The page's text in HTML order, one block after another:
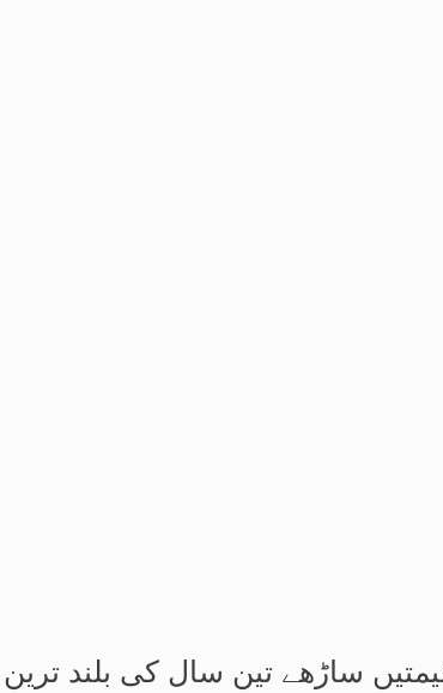
ساڑھے تین سال کی بلند